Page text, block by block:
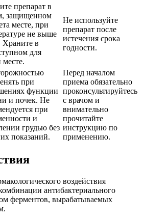
препарат в
защищенном
месте, при
не выше
Храните в
для
месте.
Не используйте
препарат после
истечения срока
годности.
при
функции
и почек. Не
при
и
грудью без
показаний.
Перед началом
приема обязательно
проконсультируйтесь
с врачом и
внимательно
прочитайте
инструкцию по
применению.
воздействия
антибактериального
ферментов, вырабатываемых